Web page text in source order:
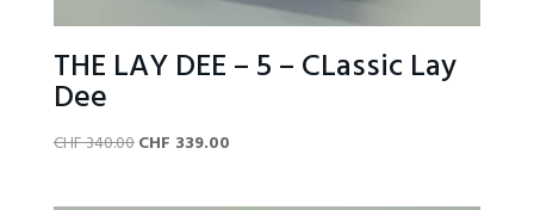
THE LAY DEE – 5 – CLassic Lay
Dee
CHF340.00Original
CHF 339.00Current